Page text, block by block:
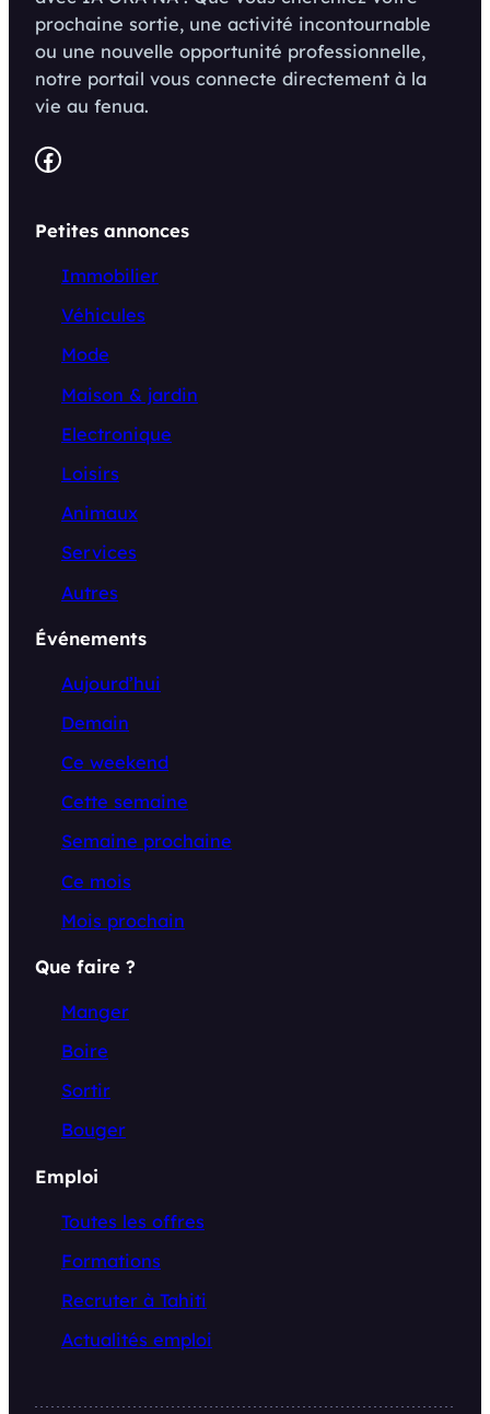
prochaine sortie, une activité incontournable
ou une nouvelle opportunité professionnelle,
notre portail vous connecte directement à la
vie au fenua.
Facebook
Petites annonces
Immobilier
Véhicules
Mode
Maison & jardin
Electronique
Loisirs
Animaux
Services
Autres
Événements
Aujourd’hui
Demain
Ce weekend
Cette semaine
Semaine prochaine
Ce mois
Mois prochain
Que faire ?
Manger
Boire
Sortir
Bouger
Emploi
Toutes les offres
Formations
Recruter à Tahiti
Actualités emploi